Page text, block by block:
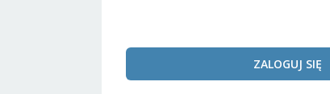
ZALOGUJ SIĘ